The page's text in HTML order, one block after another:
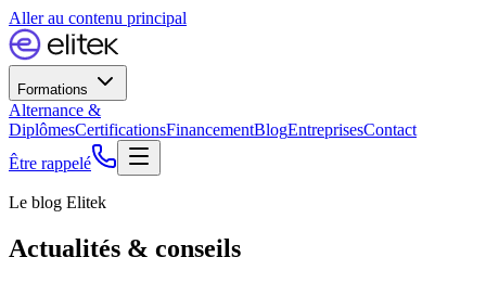
Aller au contenu principal
Formations
Alternance &
DiplômesCertificationsFinancementBlogEntreprisesContact
Être rappelé
Le blog Elitek
Actualités & conseils